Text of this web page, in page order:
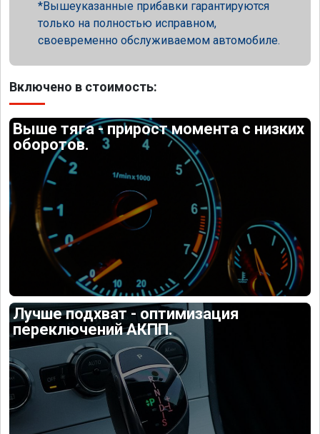
Вышеуказанные прибавки гарантируются
только на полностью исправном,
своевременно обслуживаемом автомобиле.
Включено в стоимость:
Выше тяга - прирост момента с низких
оборотов.
Лучше подхват - оптимизация
переключений АКПП.